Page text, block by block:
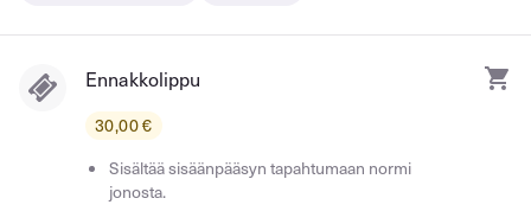
Ennakkolippu
30,00 €
Sisältää sisäänpääsyn tapahtumaan normi
jonosta.